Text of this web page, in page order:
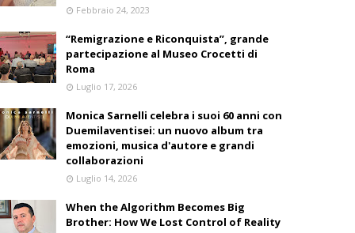
Febbraio 24, 2023
“Remigrazione e Riconquista”, grande
partecipazione al Museo Crocetti di
Roma
Luglio 17, 2026
Monica Sarnelli celebra i suoi 60 anni con
Duemilaventisei: un nuovo album tra
emozioni, musica d'autore e grandi
collaborazioni
Luglio 14, 2026
When the Algorithm Becomes Big
Brother: How We Lost Control of Reality